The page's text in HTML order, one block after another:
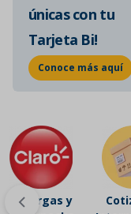
únicas con tu
Tarjeta Bi!
Conoce más aquí
Recargas y